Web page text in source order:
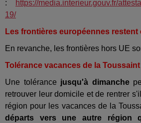
:
https://media.interieur.gouv.fr/
19/
Les frontières européennes restent
En revanche, les frontières hors UE
Tolérance vacances de la Toussaint
Une tolérance jusqu'à dimanche
retrouver leur domicile et de rentrer
région pour les vacances de la
départs vers une autre région